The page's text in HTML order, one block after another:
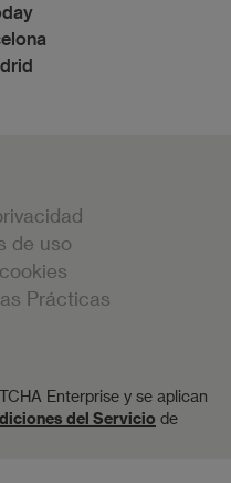
de uso
Prácticas
Enterprise y se aplican
del Servicio de